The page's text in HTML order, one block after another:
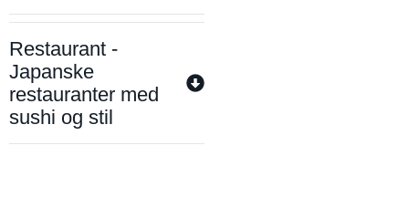
Restaurant -
Japanske
restauranter med
sushi og stil